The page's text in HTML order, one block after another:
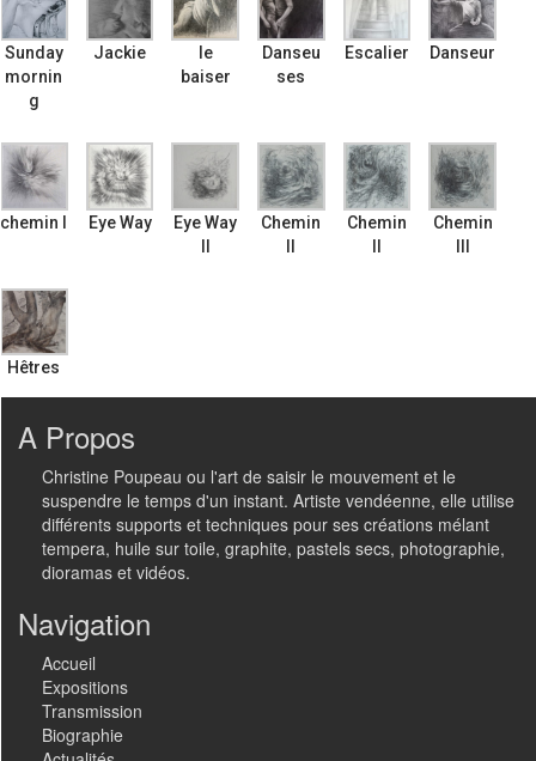
Sunday
mornin
g
Jackie
le
baiser
Danseu
ses
Escalier Danseur
chemin I Eye Way
Eye Way
Chemin
Chemin
Chemin
Hêtres
A Propos
Christine Poupeau ou l'art de saisir le mouvement et le
suspendre le temps d'un instant. Artiste vendéenne, elle utilise
différents supports et techniques pour ses créations mélant
tempera, huile sur toile, graphite, pastels secs, photographie,
dioramas et vidéos.
Navigation
Accueil
Expositions
Transmission
Biographie